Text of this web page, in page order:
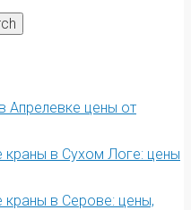
Апрелевке цены от
в Сухом Логе: цены
в Серове: цены,